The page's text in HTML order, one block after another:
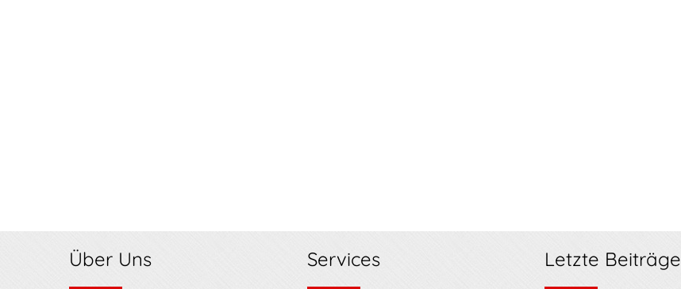
Über Uns Services Letzte Beiträge